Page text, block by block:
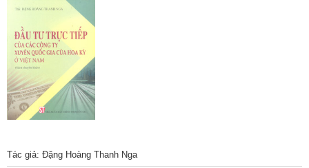
Tác giả: Đặng Hoàng Thanh Nga